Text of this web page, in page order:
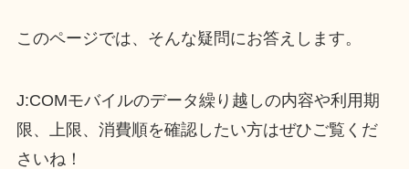
このページでは、そんな疑問にお答えします。
J:COMモバイルのデータ繰り越しの内容や利用期
限、上限、消費順を確認したい方はぜひご覧くだ
さいね！